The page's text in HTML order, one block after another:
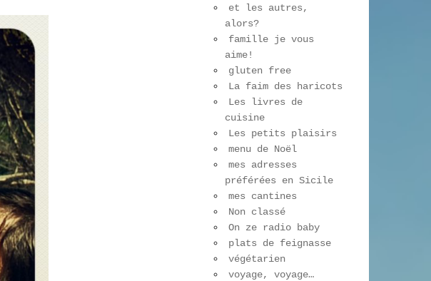
et les autres,
alors?
famille je vous
aime!
gluten free
La faim des haricots
Les livres de
cuisine
Les petits plaisirs
menu de Noël
mes adresses
préférées en Sicile
mes cantines
Non classé
On ze radio baby
plats de feignasse
végétarien
voyage, voyage…